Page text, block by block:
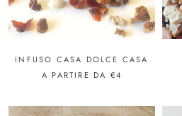
INFUSO CASA DOLCE CASA
A PARTIRE DA €4